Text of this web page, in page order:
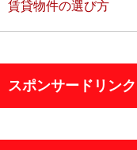
賃貸物件の選び方
スポンサードリンク